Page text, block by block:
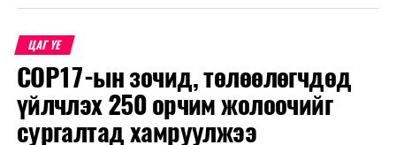
УНШСАН: 2116
ДАРААХ МЭДЭЭ
Улаанбаатарт өдөртөө 21 хэм дулаан
ӨМНӨХ МЭДЭЭ
Чөлөөлөх дайны ялалтын 80 жилийн ойн парад /
шууд/
ЦАГ ҮЕ
COP17-ын зочид, төлөөлөгчдөд
үйлчлэх 250 орчим жолоочийг
сургалтад хамруулжээ